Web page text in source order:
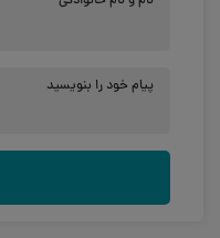
پیام خود را بنویسید